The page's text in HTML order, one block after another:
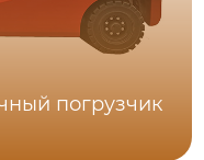
погрузчик